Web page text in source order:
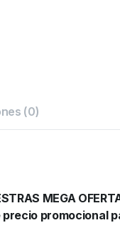
(0)
MEGA
precio promocional